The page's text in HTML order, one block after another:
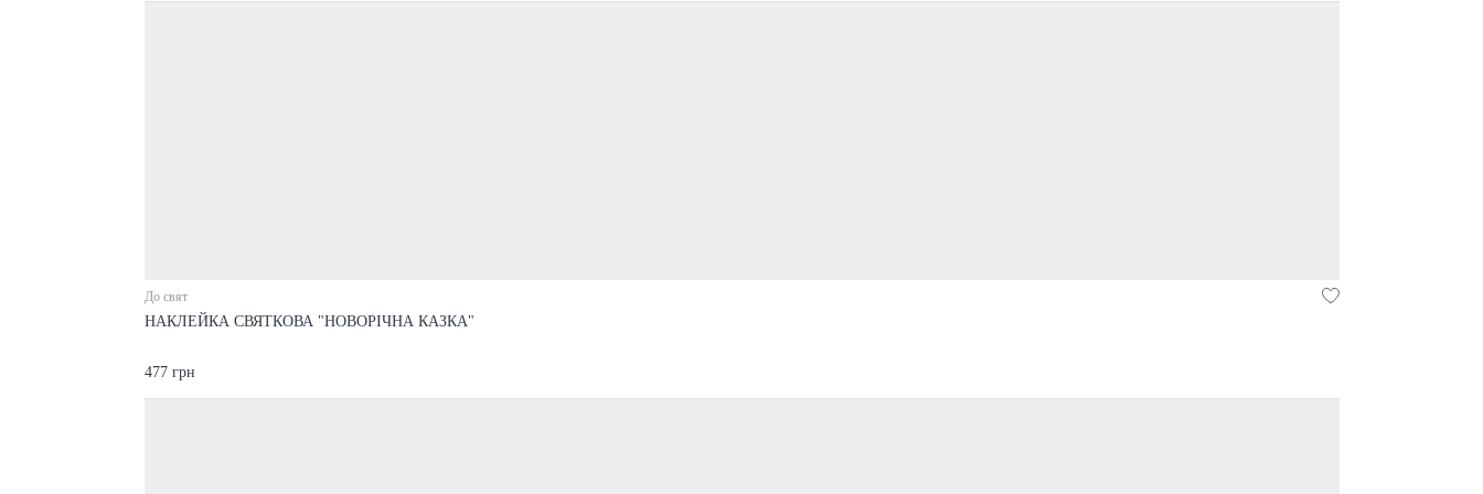
До свят
НАКЛЕЙКА СВЯТКОВА "НОВОРІЧНА КАЗКА"
477 грн